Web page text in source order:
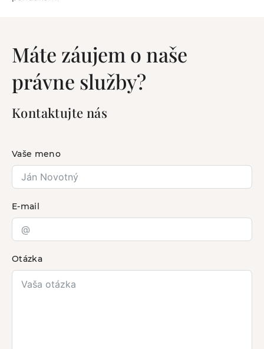
Máte záujem o naše
právne služby?
Kontaktujte nás
Vaše meno
E-mail
Otázka